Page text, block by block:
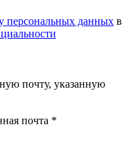
персональных данных в
почту, указанную
почта *